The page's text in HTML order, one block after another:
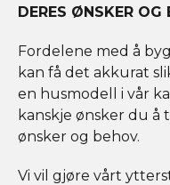
DERES ØNSKER OG
Fordelene med å
kan få det akkurat
en husmodell i vår
kanskje ønsker du å
ønsker og behov.
Vi vil gjøre vårt